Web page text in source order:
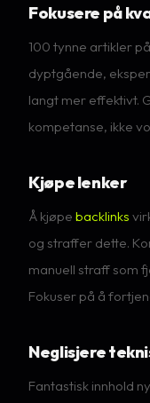
Fokusere på
100 tynne artikler
dyptgående,
langt mer effektivt.
kompetanse, ikke
Kjøpe lenker
Å kjøpe backlinks
og straffer dette.
manuell straff som
Fokuser på å
Neglisjere
Fantastisk innhold